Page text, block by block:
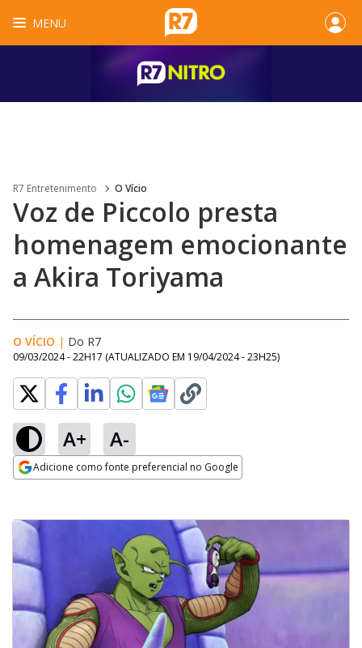
MENU
R7 Entretenimento O Vício
Voz de Piccolo presta
homenagem emocionante
a Akira Toriyama
O VÍCIO | Do R7
09/03/2024 - 22H17 (ATUALIZADO EM 19/04/2024 - 23H25)
A+ A-
Adicione como fonte preferencial no Google